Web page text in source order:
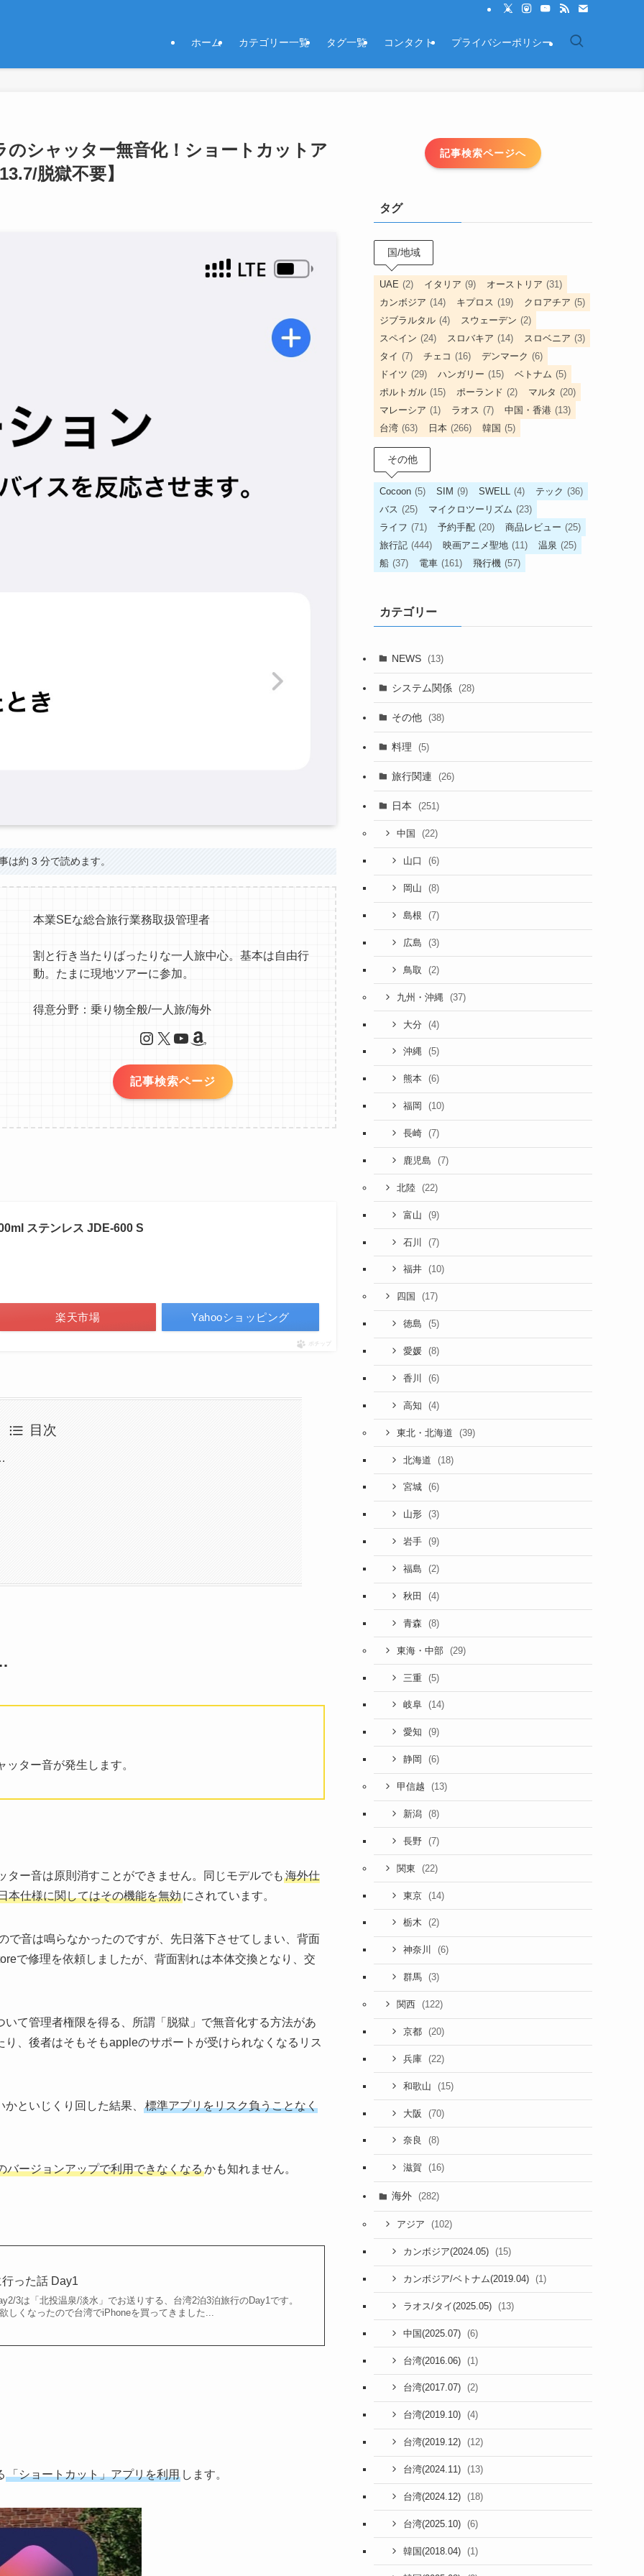
ホーム カテゴリー一覧 タグ一覧 コンタクト プライバシーポリシー
シャッター無音化！ショートカットア
脱獄不要】
は約 3 分で読めます。
本業SEな総合旅行業務取扱管理者
割と行き当たりばったりな一人旅中心。基本は自由行
動。たまに現地ツアーに参加。
得意分野：乗り物全般/一人旅/海外
Instagram X YouTube Amazon
記事検索ページ
ステンレス JDE-600 S
楽天市場 Yahooショッピング
ポチップ
目次
ター音が発生します。
ー音は原則消すことができません。同じモデルでも 海外仕
本仕様に関してはその機能を無効にされています。
で音は鳴らなかったのですが、先日落下させてしまい、背面
で修理を依頼しましたが、背面割れは本体交換となり、交
て管理者権限を得る、所謂「脱獄」で無音化する方法があ
、後者はそもそもappleのサポートが受けられなくなるリス
といじくり回した結果、 標準アプリをリスク負うことなく
バージョンアップで利用できなくなるかも知れません。
った話 Day1
3は「北投温泉/淡水」でお送りする、台湾2泊3泊旅行のDay1です。
しくなったので台湾でiPhoneを買ってきました...
「ショートカット」アプリを利用 します。
記事検索ページへ
タグ
国/地域
UAE (2) イタリア (9) オーストリア (31)
カンボジア (14) キプロス (19) クロアチア (5)
ジブラルタル (4) スウェーデン (2)
スペイン (24) スロバキア (14) スロベニア (3)
タイ (7) チェコ (16) デンマーク (6)
ドイツ (29) ハンガリー (15) ベトナム (5)
ポルトガル (15) ポーランド (2) マルタ (20)
マレーシア (1) ラオス (7) 中国・香港 (13)
台湾 (63) 日本 (266) 韓国 (5)
その他
Cocoon (5) SIM (9) SWELL (4) テック (36)
バス (25) マイクロツーリズム (23)
ライフ (71) 予約手配 (20) 商品レビュー (25)
旅行記 (444) 映画アニメ聖地 (11) 温泉 (25)
船 (37) 電車 (161) 飛行機 (57)
カテゴリー
NEWS (13)
システム関係 (28)
その他 (38)
料理 (5)
旅行関連 (26)
日本 (251)
中国 (22)
山口 (6)
岡山 (8)
島根 (7)
広島 (3)
鳥取 (2)
九州・沖縄 (37)
大分 (4)
沖縄 (5)
熊本 (6)
福岡 (10)
長崎 (7)
鹿児島 (7)
北陸 (22)
富山 (9)
石川 (7)
福井 (10)
四国 (17)
徳島 (5)
愛媛 (8)
香川 (6)
高知 (4)
東北・北海道 (39)
北海道 (18)
宮城 (6)
山形 (3)
岩手 (9)
福島 (2)
秋田 (4)
青森 (8)
東海・中部 (29)
三重 (5)
岐阜 (14)
愛知 (9)
静岡 (6)
甲信越 (13)
新潟 (8)
長野 (7)
関東 (22)
東京 (14)
栃木 (2)
神奈川 (6)
群馬 (3)
関西 (122)
京都 (20)
兵庫 (22)
和歌山 (15)
大阪 (70)
奈良 (8)
滋賀 (16)
海外 (282)
アジア (102)
カンボジア(2024.05) (15)
カンボジア/ベトナム(2019.04) (1)
ラオス/タイ(2025.05) (13)
中国(2025.07) (6)
台湾(2016.06) (1)
台湾(2017.07) (2)
台湾(2019.10) (4)
台湾(2019.12) (12)
台湾(2024.11) (13)
台湾(2024.12) (18)
台湾(2025.10) (6)
韓国(2018.04) (1)